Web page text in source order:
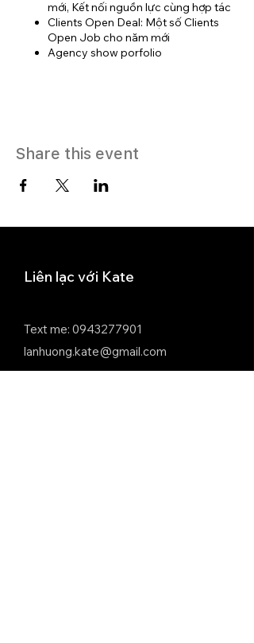
mới, Kết nối nguồn lực cùng hợp tác
Clients Open Deal: Một số Clients
Open Job cho năm mới
Agency show porfolio
Share this event
Liên lạc với Kate
Text me: 0943277901
lanhuong.kate@gmail.com